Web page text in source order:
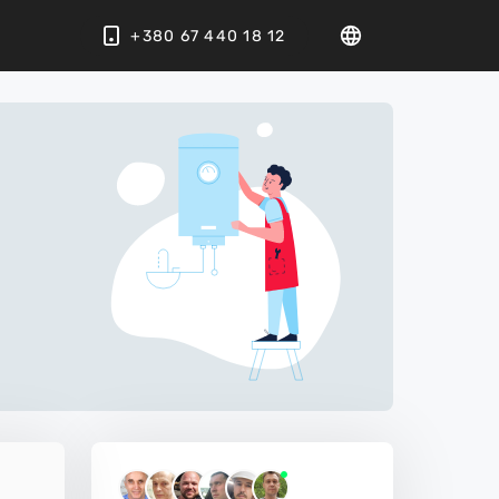
+380 67 440 18 12